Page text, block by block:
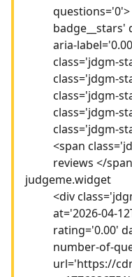
badge__stars'
aria-
class='jdgm-
class='jdgm-
class='jdgm-
class='jdgm-
class='jdgm-
<span
reviews </
judgeme.widget
<div
at='2026-04-
rating='0.00'
number-of-
url='https://